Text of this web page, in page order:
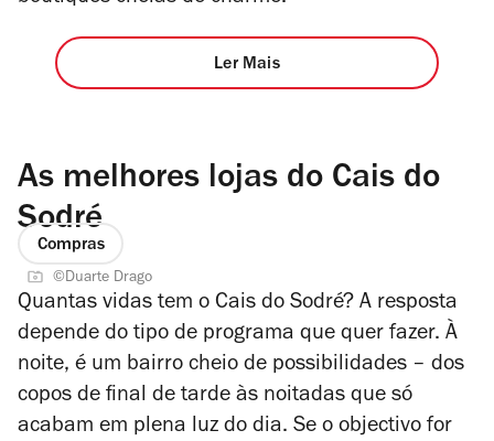
Ler Mais
As melhores lojas do Cais do
Sodré
Compras
©Duarte Drago
Quantas vidas tem o Cais do Sodré? A resposta
depende do tipo de programa que quer fazer. À
noite, é um bairro cheio de possibilidades – dos
copos de final de tarde às noitadas que só
acabam em plena luz do dia. Se o objectivo for